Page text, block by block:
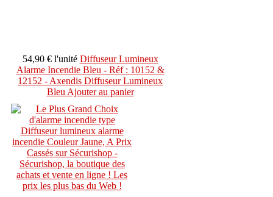
54,90 € l'unité Diffuseur Lumineux
Alarme Incendie Bleu - Réf : 10152 &
12152 - Axendis Diffuseur Lumineux
BleuAjouter au panier